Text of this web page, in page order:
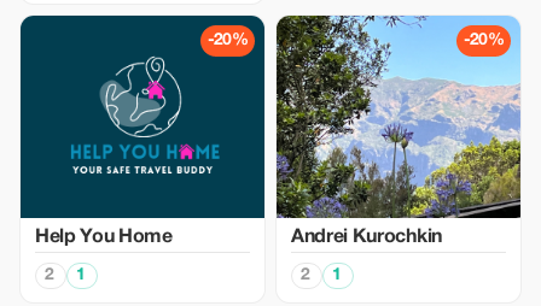
-20%
Help You Home
2 1
-20%
Аndrei Kurochkin
2 1